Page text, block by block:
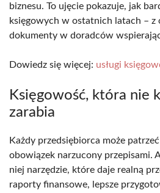
biznesu. To ujęcie pokazuje, jak
księgowych w ostatnich latach – z
dokumenty w doradców
Dowiedz się więcej: usługi
Księgowość, która nie
zarabia
Każdy przedsiębiorca może
obowiązek narzucony przepisami.
niej narzędzie, które daje realną
raporty finansowe, lepsze